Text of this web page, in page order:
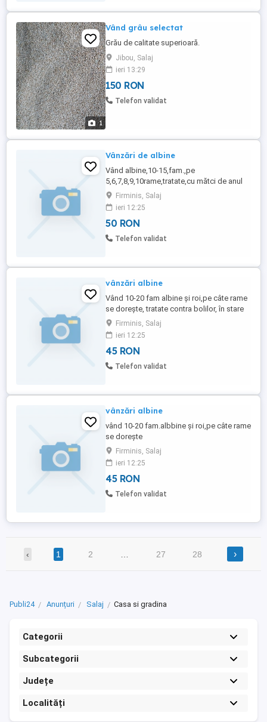
1
Vând grâu selectat
Grău de calitate superioară.
Jibou, Salaj
ieri 13:29
150 RON
Telefon validat
Vânzări de albine
Vând albine,10-15,fam.,pe
5,6,7,8,9,10rame,tratate,cu mătci de anul
trecut,bune pentru culesurile din anul
acesta
Firminis, Salaj
ieri 12:25
50 RON
Telefon validat
vânzări albine
Vând 10-20 fam albine și roi,pe câte rame
se dorește, tratate contra bolilor, în stare
foarte bună, mă găsiți la adresa
menționată și telefonul menționat
Firminis, Salaj
ieri 12:25
45 RON
Telefon validat
vânzări albine
vând 10-20 fam.albbine și roi,pe câte rame
se dorește
Firminis, Salaj
ieri 12:25
45 RON
Telefon validat
‹ 1 2 27 28 ›
Publi24 Anunțuri Salaj Casa si gradina
Categorii
Subcategorii
Județe
Localități